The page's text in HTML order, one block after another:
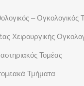
– Ογκολογικός
Χειρουργικής
Τομέας
Τμήματα